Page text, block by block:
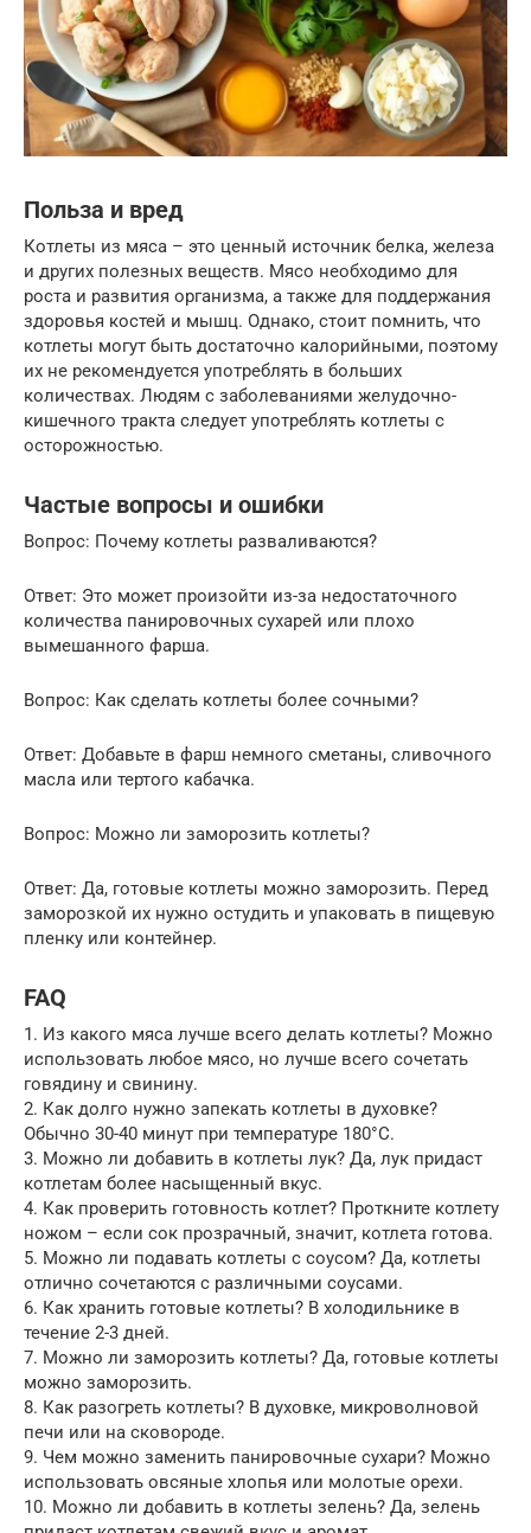
Польза и вред
Котлеты из мяса – это ценный источник белка, железа
и других полезных веществ. Мясо необходимо для
роста и развития организма, а также для поддержания
здоровья костей и мышц. Однако, стоит помнить, что
котлеты могут быть достаточно калорийными, поэтому
их не рекомендуется употреблять в больших
количествах. Людям с заболеваниями желудочно-
кишечного тракта следует употреблять котлеты с
осторожностью.
Частые вопросы и ошибки
Вопрос: Почему котлеты разваливаются?
Ответ: Это может произойти из-за недостаточного
количества панировочных сухарей или плохо
вымешанного фарша.
Вопрос: Как сделать котлеты более сочными?
Ответ: Добавьте в фарш немного сметаны, сливочного
масла или тертого кабачка.
Вопрос: Можно ли заморозить котлеты?
Ответ: Да, готовые котлеты можно заморозить. Перед
заморозкой их нужно остудить и упаковать в пищевую
пленку или контейнер.
FAQ
1. Из какого мяса лучше всего делать котлеты? Можно
использовать любое мясо, но лучше всего сочетать
говядину и свинину.
2. Как долго нужно запекать котлеты в духовке?
Обычно 30-40 минут при температуре 180°C.
3. Можно ли добавить в котлеты лук? Да, лук придаст
котлетам более насыщенный вкус.
4. Как проверить готовность котлет? Проткните котлету
ножом – если сок прозрачный, значит, котлета готова.
5. Можно ли подавать котлеты с соусом? Да, котлеты
отлично сочетаются с различными соусами.
6. Как хранить готовые котлеты? В холодильнике в
течение 2-3 дней.
7. Можно ли заморозить котлеты? Да, готовые котлеты
можно заморозить.
8. Как разогреть котлеты? В духовке, микроволновой
печи или на сковороде.
9. Чем можно заменить панировочные сухари? Можно
использовать овсяные хлопья или молотые орехи.
10. Можно ли добавить в котлеты зелень? Да, зелень